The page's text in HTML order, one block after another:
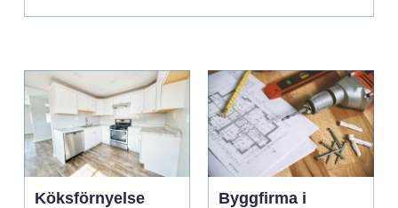
Köksförnyelse
Byggfirma i